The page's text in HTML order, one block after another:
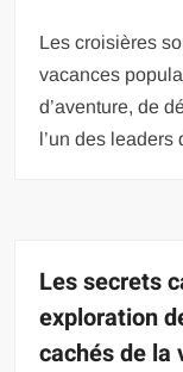
Les croisières
vacances
d’aventure, de
l’un des leaders
Les secrets
exploration
cachés de la